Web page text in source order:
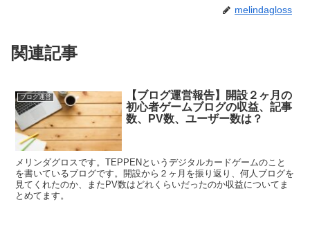
melindagloss
関連記事
ブログ運営
【ブログ運営報告】開設２ヶ月の
初心者ゲームブログの収益、記事
数、PV数、ユーザー数は？
メリンダグロスです。TEPPENというデジタルカードゲームのこと
を書いているブログです。開設から２ヶ月を振り返り、何人ブログを
見てくれたのか、またPV数はどれくらいだったのか収益についてま
とめてます。